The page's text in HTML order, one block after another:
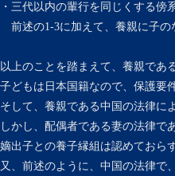
・三代以内の輩行を同じくする傍
前述の1-3に加えて、養親に子の
以上のことを踏まえて、養親であ
子どもは日本国籍なので、保護要
そして、養親である中国の法律に
しかし、配偶者である妻の法律で
嫡出子との養子縁組は認めておら
又、前述のように、中国の法律で